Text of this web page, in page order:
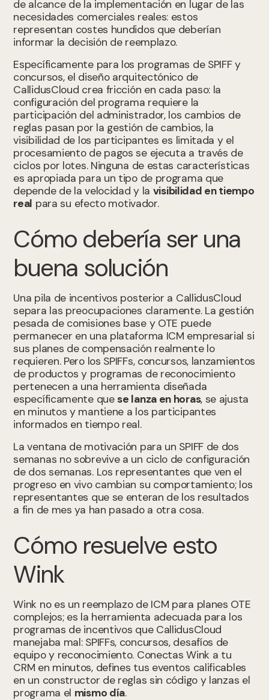
de alcance de la implementación en lugar de las
necesidades comerciales reales: estos
representan costes hundidos que deberían
informar la decisión de reemplazo.
Específicamente para los programas de SPIFF y
concursos, el diseño arquitectónico de
CallidusCloud crea fricción en cada paso: la
configuración del programa requiere la
participación del administrador, los cambios de
reglas pasan por la gestión de cambios, la
visibilidad de los participantes es limitada y el
procesamiento de pagos se ejecuta a través de
ciclos por lotes. Ninguna de estas características
es apropiada para un tipo de programa que
depende de la velocidad y la visibilidad en tiempo
real para su efecto motivador.
Cómo debería ser una
buena solución
Una pila de incentivos posterior a CallidusCloud
separa las preocupaciones claramente. La gestión
pesada de comisiones base y OTE puede
permanecer en una plataforma ICM empresarial si
sus planes de compensación realmente lo
requieren. Pero los SPIFFs, concursos, lanzamientos
de productos y programas de reconocimiento
pertenecen a una herramienta diseñada
específicamente quese lanza en horas, se ajusta
en minutos y mantiene a los participantes
informados en tiempo real.
La ventana de motivación para un SPIFF de dos
semanas no sobrevive a un ciclo de configuración
de dos semanas. Los representantes que ven el
progreso en vivo cambian su comportamiento; los
representantes que se enteran de los resultados
a fin de mes ya han pasado a otra cosa.
Cómo resuelve esto
Wink
Wink no es un reemplazo de ICM para planes OTE
complejos; es la herramienta adecuada para los
programas de incentivos que CallidusCloud
manejaba mal: SPIFFs, concursos, desafíos de
equipo y reconocimiento. Conectas Wink a tu
CRM en minutos, defines tus eventos calificables
en un constructor de reglas sin código y lanzas el
programa el mismo día.